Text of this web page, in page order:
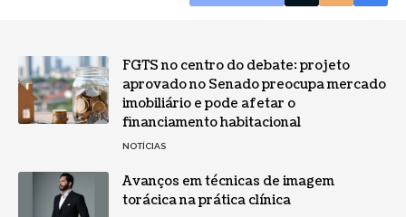
FGTS no centro do debate: projeto
aprovado no Senado preocupa mercado
imobiliário e pode afetar o
financiamento habitacional
NOTÍCIAS
Avanços em técnicas de imagem
torácica na prática clínica